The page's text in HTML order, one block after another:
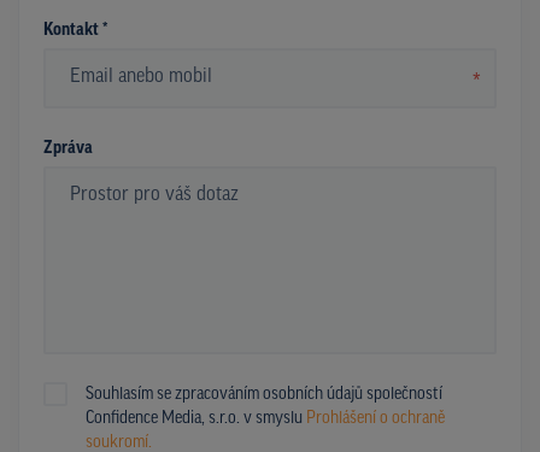
Kontakt *
*
Zpráva
Souhlasím se zpracováním osobních údajů společností
Confidence Media, s.r.o. v smyslu Prohlášení o ochraně
soukromí.